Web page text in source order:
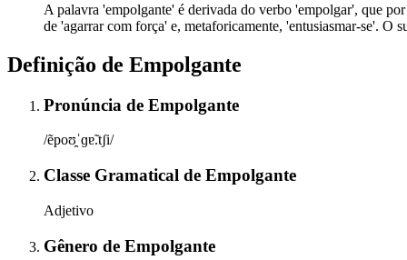
A palavra 'empolgante' é derivada do verbo 'empolgar', que
de 'agarrar com força' e, metaforicamente, 'entusiasmar-se'. O
Definição de Empolgante
Pronúncia de Empolgante
/ẽpoʊ̯ˈɡɐ̃.tʃi/
Classe Gramatical de Empolgante
Adjetivo
Gênero de Empolgante